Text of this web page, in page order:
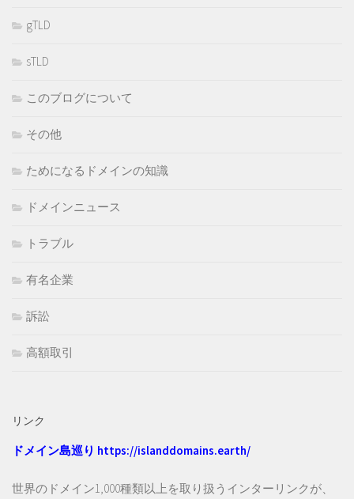
gTLD
sTLD
このブログについて
その他
ためになるドメインの知識
ドメインニュース
トラブル
有名企業
訴訟
高額取引
リンク
ドメイン島巡り https://islanddomains.earth/
世界のドメイン1,000種類以上を取り扱うインターリンクが、